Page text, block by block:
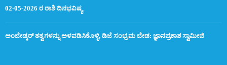
02-05-2026 ರ ರಾಶಿ ದಿನಭವಿಷ್ಯ
ಅಂಬೇಡ್ಕರ್ ತತ್ವಗಳನ್ನು ಅಳವಡಿಸಿಕೊಳ್ಳಿ, ಡಿಜೆ ಸಂಭ್ರಮ ಬೇಡ: ಜ್ಞಾನಪ್ರಕಾಶ ಸ್ವಾಮೀಜಿ